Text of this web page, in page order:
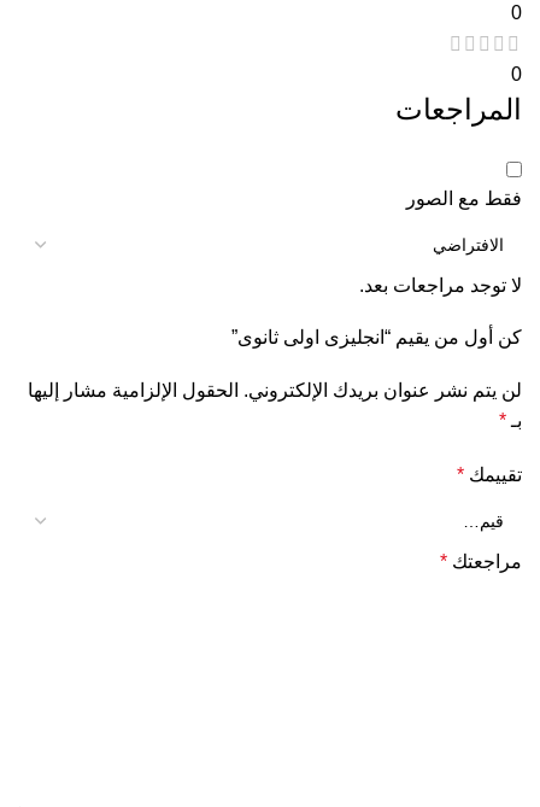
0
0
المراجعات
فقط مع الصور
لا توجد مراجعات بعد.
كن أول من يقيم “انجليزى اولى ثانوى”
لن يتم نشر عنوان بريدك الإلكتروني. الحقول الإلزامية مشار إليها
بـ *
تقييمك *
مراجعتك *